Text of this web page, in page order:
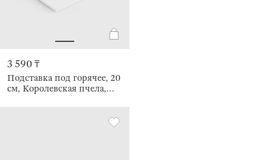
3 590 ₸
Подставка под горячее, 20
см, Королевская пчела,